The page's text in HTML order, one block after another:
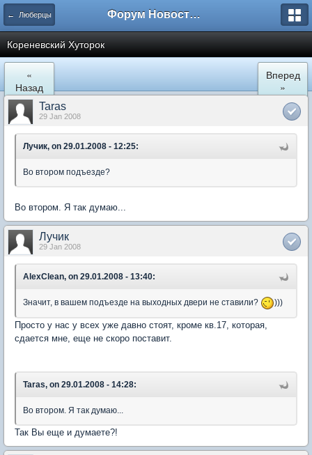
← Люберцы Форум Новостройки
Кореневский Хуторок
«
Назад
Вперед
»
Taras
29 Jan 2008
Лучик, on 29.01.2008 - 12:25:
Во втором подъезде?
Во втором. Я так думаю...
Лучик
29 Jan 2008
AlexClean, on 29.01.2008 - 13:40:
Значит, в вашем подъезде на выходных двери не ставили? )))
Просто у нас у всех уже давно стоят, кроме кв.17, которая,
сдается мне, еще не скоро поставит.
Taras, on 29.01.2008 - 14:28:
Во втором. Я так думаю...
Так Вы еще и думаете?!